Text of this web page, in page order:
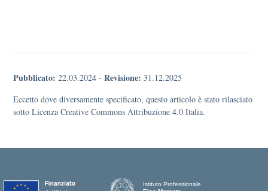
Pubblicato: 22.03.2024 - Revisione: 31.12.2025
Eccetto dove diversamente specificato, questo articolo è stato rilasciato
sotto Licenza Creative Commons Attribuzione 4.0 Italia.
Istituto Professionale